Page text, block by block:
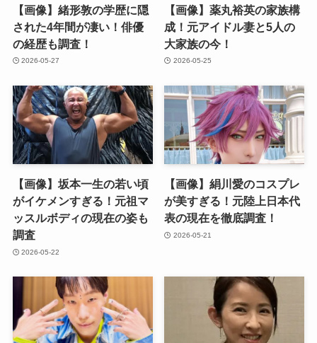
【画像】緒形敦の学歴に隠
された4年間が凄い！俳優
の経歴も調査！
2026-05-27
【画像】薬丸裕英の家族構
成！元アイドル妻と5人の
大家族の今！
2026-05-25
【画像】坂本一生の若い頃
がイケメンすぎる！元祖マ
ッスルボディの現在の姿も
調査
2026-05-22
【画像】絹川愛のコスプレ
が美すぎる！元陸上日本代
表の現在を徹底調査！
2026-05-21